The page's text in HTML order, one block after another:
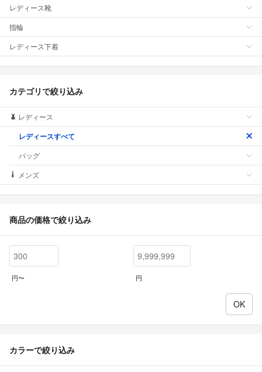
レディース靴
指輪
レディース下着
カテゴリで絞り込み
レディース
レディースすべて
バッグ
メンズ
商品の価格で絞り込み
円〜 円
カラーで絞り込み